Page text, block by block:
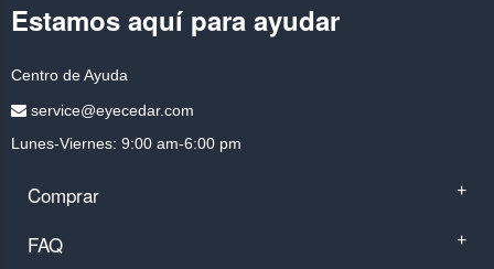
Estamos aquí para ayudar
Centro de Ayuda
service@eyecedar.com
Lunes-Viernes: 9:00 am-6:00 pm
Comprar +
FAQ +